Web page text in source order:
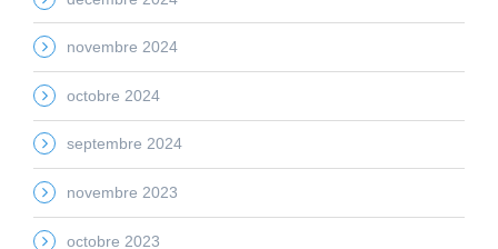
novembre 2024
octobre 2024
septembre 2024
novembre 2023
octobre 2023